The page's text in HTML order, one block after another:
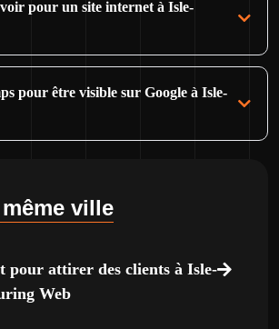
pour un site internet à Isle-
pour être visible sur Google à Isle-
même ville
pour attirer des clients à Isle-
Web